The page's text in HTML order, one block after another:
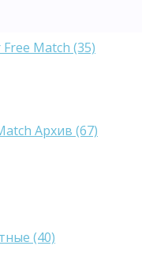
Match (35)
Архив (67)
(40)